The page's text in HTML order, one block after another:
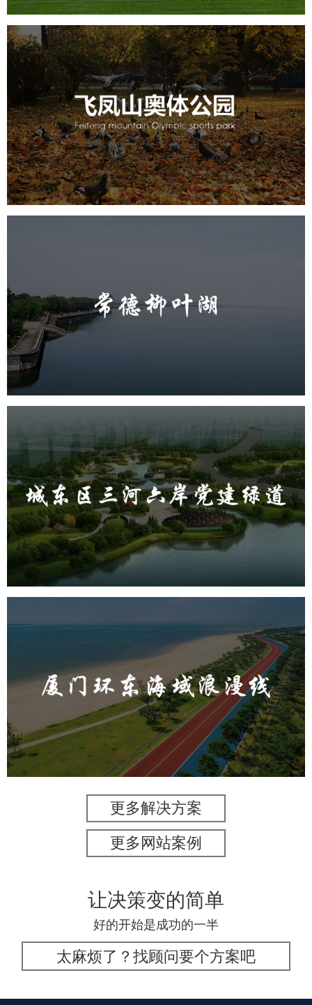
飞凤山奥体公园
旅游休闲 公园 AI人工智能
智慧公园
智慧体育公园
智能步道 智能大数据平台
AR太极
智能体测
旅游休闲
城东区三河六岸党建绿道
旅游休闲 公园 AI人工智能 智慧公园
智能步道
AR太极
智能大数据平台
厦门环东海域浪漫线
公园 AI人工智能 智慧公园
智能步道
人脸识别
智能灯杆
智能照明系统
智能大数据平台
更多解决方案
更多网站案例
让决策变的简单
好的开始是成功的一半
太麻烦了？找顾问要个方案吧